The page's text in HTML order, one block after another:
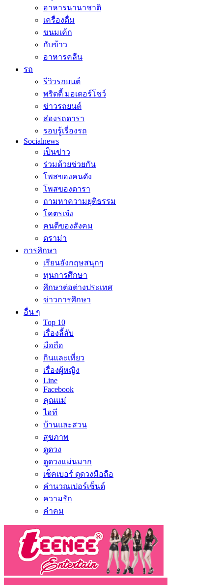
อาหารนานาชาติ
เครื่องดื่ม
ขนมเค้ก
กับข้าว
อาหารคลีน
รถ
รีวิวรถยนต์
พริตตี้ มอเตอร์โชว์
ข่าวรถยนต์
ส่องรถดารา
รอบรู้เรื่องรถ
Socialnews
เป็นข่าว
ร่วมด้วยช่วยกัน
โพสของคนดัง
โพสของดารา
ถามหาความยุติธรรม
โคตรเจ๋ง
คนดีของสังคม
ดราม่า
การศึกษา
เรียนอังกฤษสนุกๆ
ทุนการศึกษา
ศึกษาต่อต่างประเทศ
ข่าวการศึกษา
อื่น ๆ
Top 10
เรื่องลี้ลับ
มือถือ
กินและเที่ยว
เรื่องผู้หญิง
Line
Facebook
คุณแม่
ไอที
บ้านและสวน
สุขภาพ
ดูดวง
ดูดวงแม่นมาก
เช็คเบอร์ ดูดวงมือถือ
คำนวณเปอร์เซ็นต์
ความรัก
คำคม